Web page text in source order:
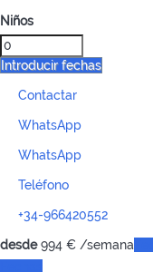
Niños
Introducir fechas
Contactar
WhatsApp
WhatsApp
Teléfono
+34-966420552
desde994 € /semana